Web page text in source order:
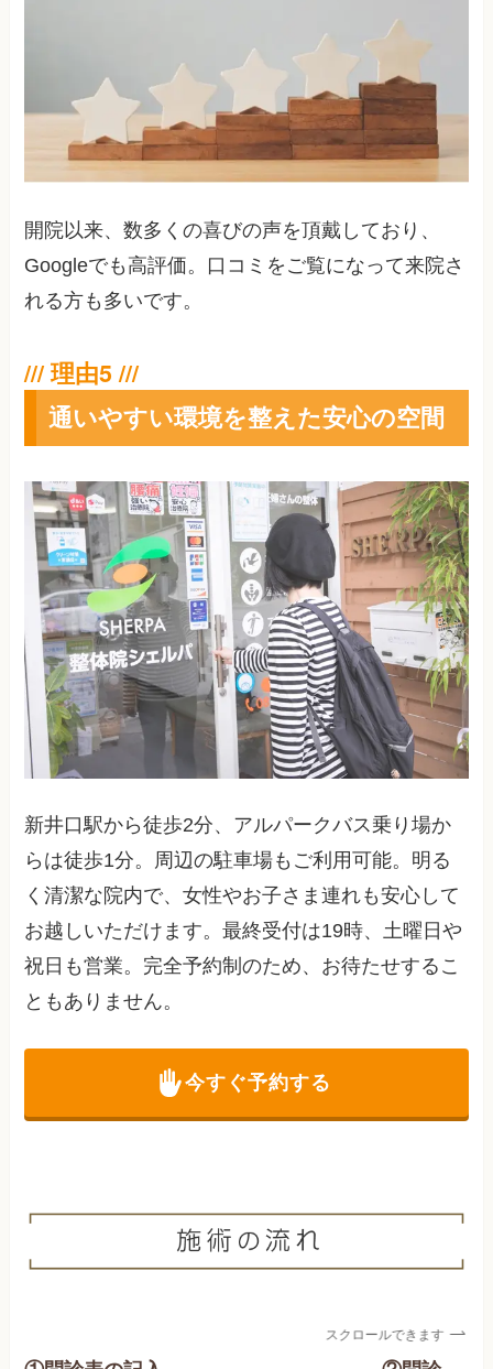
開院以来、数多くの喜びの声を頂戴しており、
Googleでも高評価。口コミをご覧になって来院さ
れる方も多いです。
通いやすい環境を整えた安心の空間
新井口駅から徒歩2分、アルパークバス乗り場か
らは徒歩1分。周辺の駐車場もご利用可能。明る
く清潔な院内で、女性やお子さま連れも安心して
お越しいただけます。最終受付は19時、土曜日や
祝日も営業。完全予約制のため、お待たせするこ
ともありません。
今すぐ予約する
スクロールできます